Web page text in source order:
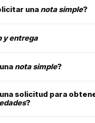
una nota simple?
y entrega
nota simple?
solicitud para
?